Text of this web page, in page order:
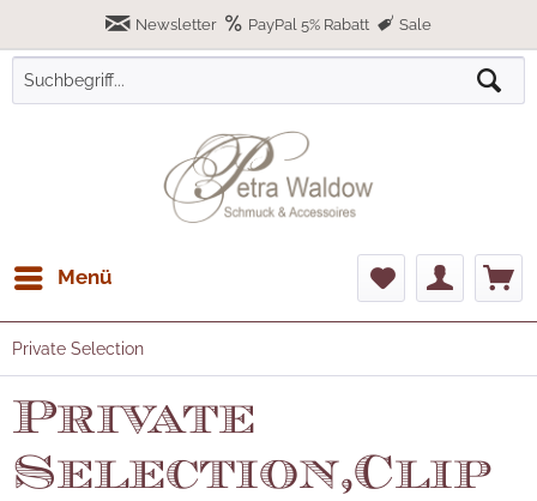
Newsletter PayPal 5% Rabatt Sale
Menü
Private Selection
Private
Selection,Clip